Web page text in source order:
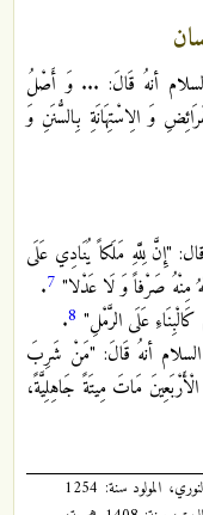
أنهُ قَالَ: ... وَ أَصْلُ
وَ الِاسْتِهَانَةِ بِالسُّنَنِ وَ
"إِنَّ لِلَّهِ مَلَكاً يُنَادِي عَلَى
مِنْهُ صَرْفاً وَ لَا عَدْلا" 7
.
عَلَى الرَّمْلِ‏" 8
.
أنهُ قَالَ: "مَنْ‏ شَرِبَ‏
مَاتَ مِيتَةً جَاهِلِيَّةً،
مستدرك وسائل الشيعة: 5 / 217، للشيخ المحدث النوري، المولود سنة: 1254